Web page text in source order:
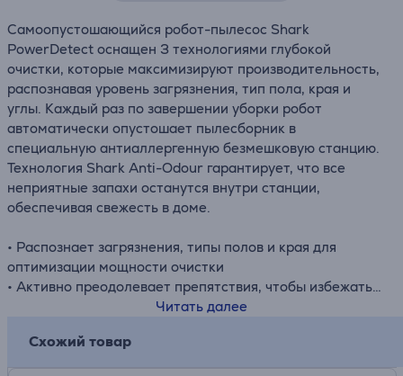
Cамоопустошающийся робот-пылесос Shark
PowerDetect оснащен 3 технологиями глубокой
очистки, которые максимизируют производительность,
распознавая уровень загрязнения, тип пола, края и
углы. Каждый раз по завершении уборки робот
автоматически опустошает пылесборник в
специальную антиаллергенную безмешковую станцию.
Технология Shark Anti-Odour гарантирует, что все
неприятные запахи останутся внутри станции,
обеспечивая свежесть в доме.
• Распознает загрязнения, типы полов и края для
оптимизации мощности очистки
• Активно преодолевает препятствия, чтобы избежать
мусор до 60 дней
Читать далее
Схожий товар